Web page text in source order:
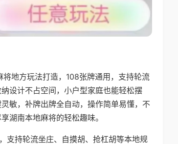
将地方玩法打造，108张牌通用，支持轮流
设计不占空间，小户型家庭也能轻松摆
敏，补牌出牌全自动，操作简单易懂，不
湖南本地麻将的轻松趣味。
支持轮流坐庄、自摸胡、抢杠胡等本地规